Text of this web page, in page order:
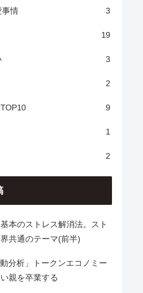
事情 3
19
3
2
9
1
2
基本のストレス解消法。スト
共通のテーマ(前半)
分析」トークンエコノミー
親を卒業する